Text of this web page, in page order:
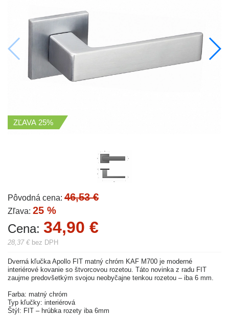
ZĽAVA 25%
Pôvodná cena: 46,53 €
Zľava: 25 %
Cena: 34,90 €
28,37 €bez DPH
Dverná kľučka Apollo FIT matný chróm KAF M700 je moderné
interiérové ​​kovanie so štvorcovou rozetou. Táto novinka z radu FIT
zaujme predovšetkým svojou neobyčajne tenkou rozetou – iba 6 mm.
Farba: matný chróm
Typ kľučky: interiérová
Štýl: FIT – hrúbka rozety iba 6mm